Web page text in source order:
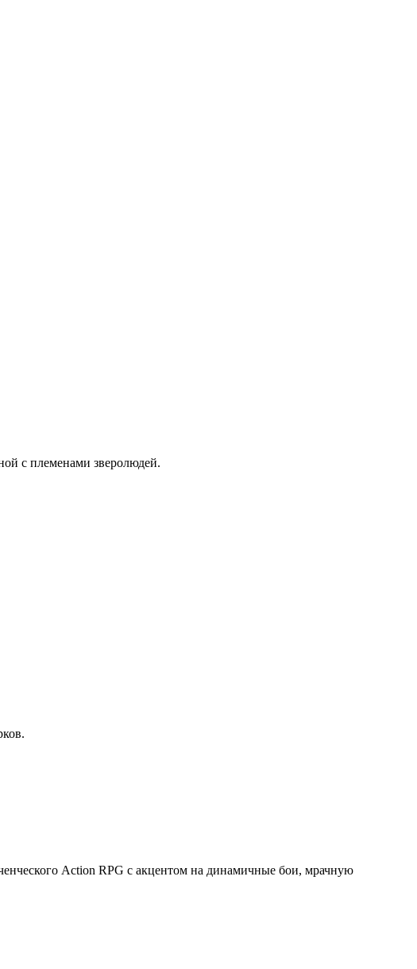
с племенами зверолюдей.
Action RPG с акцентом на динамичные бои, мрачную